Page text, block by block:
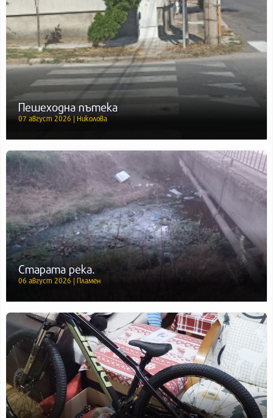
Пешеходна пътека
07 август 2026 | Николова
Старата река.
06 август 2026 | Пламен